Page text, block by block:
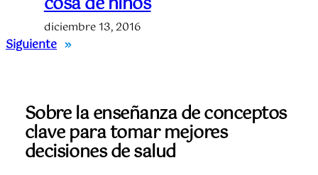
diciembre 13, 2016
Siguiente »
Sobre la enseñanza de conceptos
clave para tomar mejores
decisiones de salud